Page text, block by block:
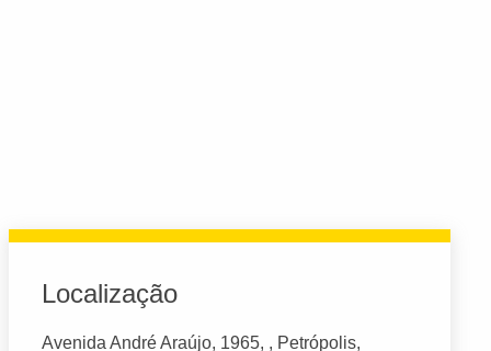
Localização
Avenida André Araújo, 1965, , Petrópolis,